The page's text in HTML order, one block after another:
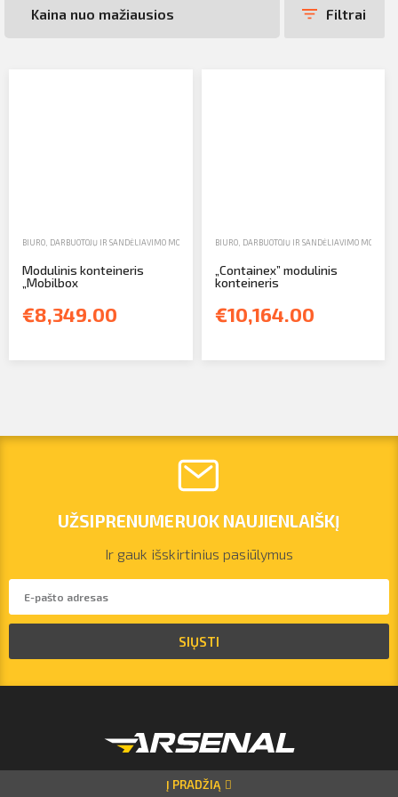
+37067455935
Filtrai
BIURO, DARBUOTOJŲ IR SANDĖLIAVIMO MODULIAI PARDAVIMAS
Modulinis konteineris
„Mobilbox
€8,349.00
BIURO, DARBUOTOJŲ IR SANDĖLIAVIMO
„Containex” modulinis
konteineris
€10,164.00
UŽSIPRENUMERUOK NAUJIENLAIŠKĮ
Ir gauk išskirtinius pasiūlymus
SIŲSTI
Į PRADŽIĄ